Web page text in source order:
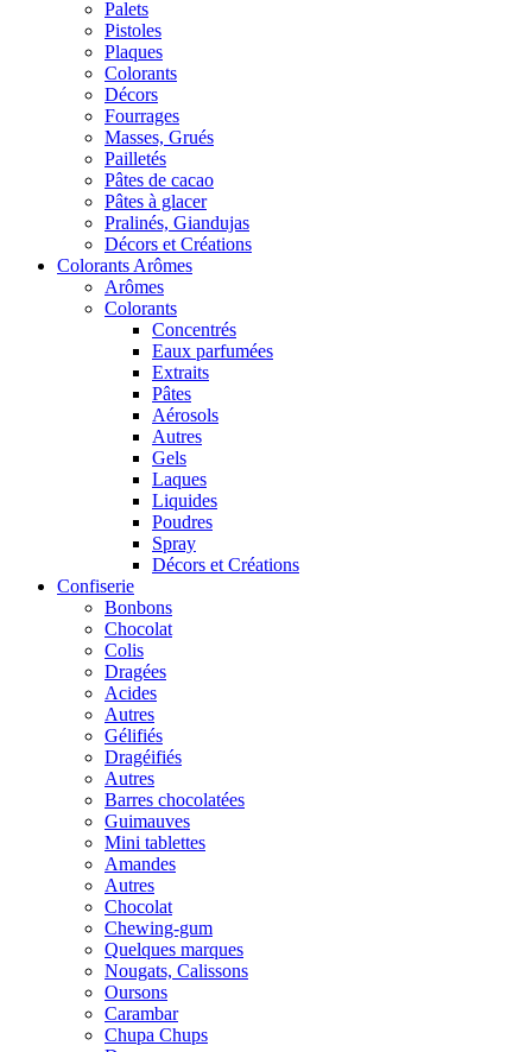
Palets
Pistoles
Plaques
Colorants
Décors
Fourrages
Masses, Grués
Pailletés
Pâtes de cacao
Pâtes à glacer
Pralinés, Giandujas
Décors et Créations
Colorants Arômes
Arômes
Colorants
Concentrés
Eaux parfumées
Extraits
Pâtes
Aérosols
Autres
Gels
Laques
Liquides
Poudres
Spray
Décors et Créations
Confiserie
Bonbons
Chocolat
Colis
Dragées
Acides
Autres
Gélifiés
Dragéifiés
Autres
Barres chocolatées
Guimauves
Mini tablettes
Amandes
Autres
Chocolat
Chewing-gum
Quelques marques
Nougats, Calissons
Oursons
Carambar
Chupa Chups